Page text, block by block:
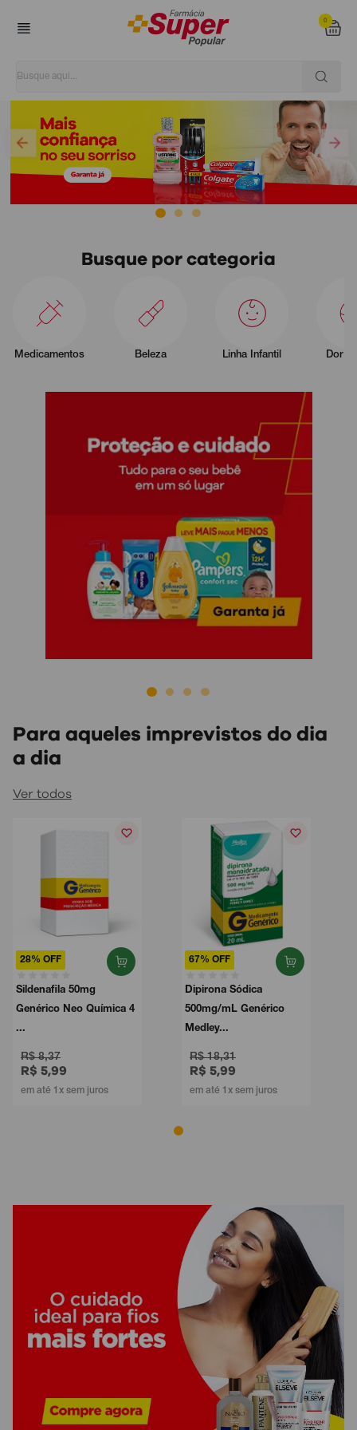
0
Busque por categoria
Medicamentos Beleza Linha Infantil Dor e
Para aqueles imprevistos do dia
a dia
Ver todos
28% OFF
Sildenafila 50mg
Genérico Neo Química 4
...
R$ 8,37
R$ 5,99
em até 1x sem juros
67% OFF
Dipirona Sódica
500mg/mL Genérico
Medley...
R$ 18,31
R$ 5,99
em até 1x sem juros